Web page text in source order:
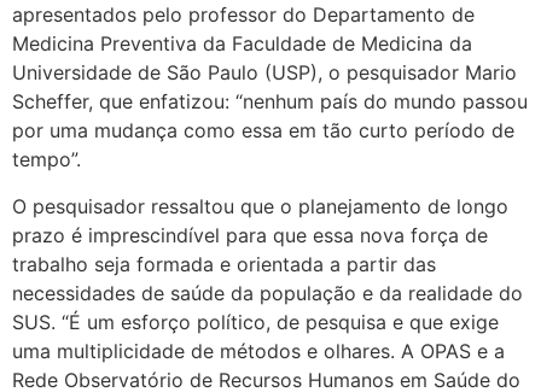
apresentados pelo professor do Departamento de
Medicina Preventiva da Faculdade de Medicina da
Universidade de São Paulo (USP), o pesquisador Mario
Scheffer, que enfatizou: “nenhum país do mundo passou
por uma mudança como essa em tão curto período de
tempo”.
O pesquisador ressaltou que o planejamento de longo
prazo é imprescindível para que essa nova força de
trabalho seja formada e orientada a partir das
necessidades de saúde da população e da realidade do
SUS. “É um esforço político, de pesquisa e que exige
uma multiplicidade de métodos e olhares. A OPAS e a
Rede Observatório de Recursos Humanos em Saúde do